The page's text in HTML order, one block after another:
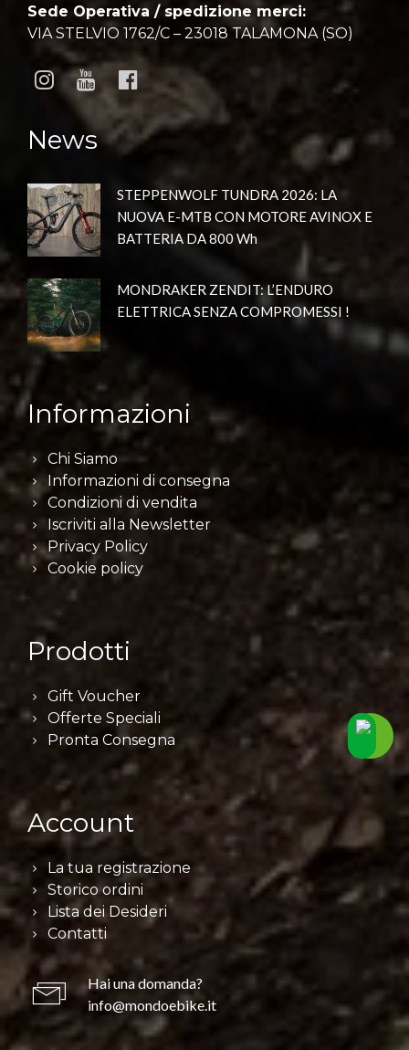
Sede Operativa / spedizione merci:
VIA STELVIO 1762/C – 23018 TALAMONA (SO)
News
STEPPENWOLF TUNDRA 2026: LA
NUOVA E-MTB CON MOTORE AVINOX E
BATTERIA DA 800 Wh
MONDRAKER ZENDIT: L’ENDURO
ELETTRICA SENZA COMPROMESSI !
Informazioni
Chi Siamo
Informazioni di consegna
Condizioni di vendita
Iscriviti alla Newsletter
Privacy Policy
Cookie policy
Prodotti
Gift Voucher
Offerte Speciali
Pronta Consegna
Account
La tua registrazione
Storico ordini
Lista dei Desideri
Contatti
Hai una domanda?
info@mondoebike.it